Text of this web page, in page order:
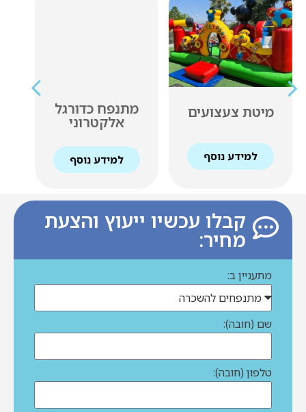
מיטת צעצועים
למידע נוסף
מתנפח כדורגל
אלקטרוני
למידע נוסף
קבלו עכשיו ייעוץ והצעת
מחיר:
מתעניין ב:
שם (חובה):
טלפון (חובה):